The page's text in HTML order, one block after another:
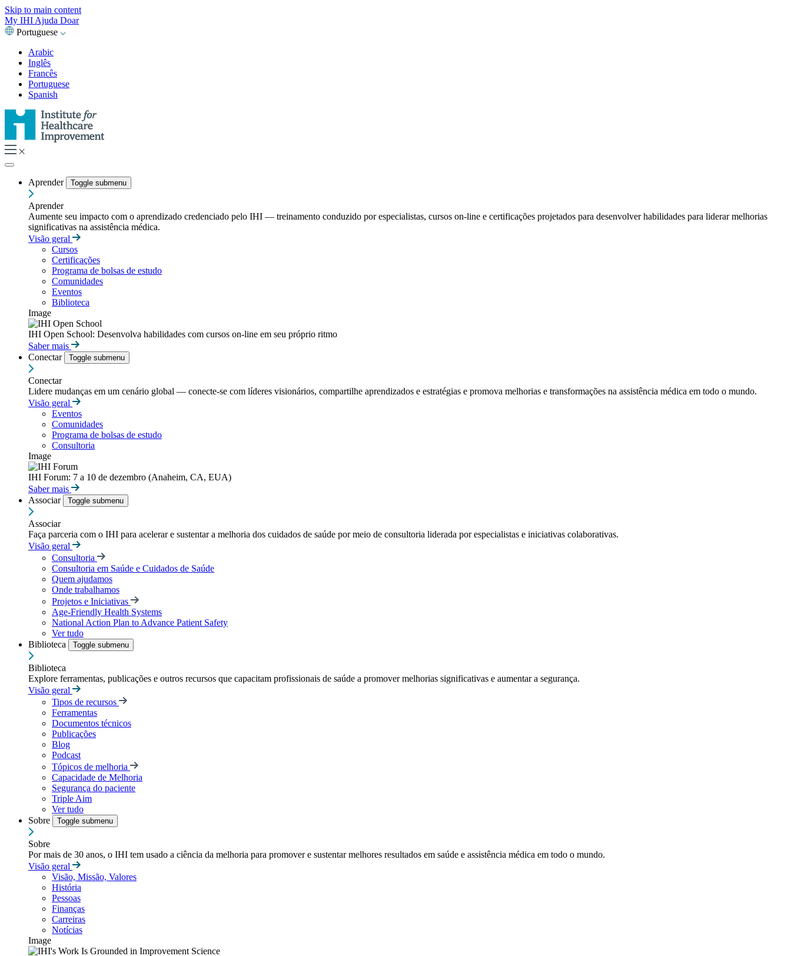
Skip to main content
My IHI Ajuda Doar
Portuguese
Arabic
Inglês
Francês
Portuguese
Spanish
Aprender Toggle submenu
Aprender
Aumente seu impacto com o aprendizado credenciado pelo IHI — treinamento conduzido por especialistas, cursos on-line e certificações projetados para desenvolver habilidades para liderar melhorias
significativas na assistência médica.
Visão geral
Cursos
Certificações
Programa de bolsas de estudo
Comunidades
Eventos
Biblioteca
Image
IHI Open School: Desenvolva habilidades com cursos on-line em seu próprio ritmo
Saber mais
Conectar
Toggle submenu
Conectar
Lidere mudanças em um cenário global — conecte-se com líderes visionários, compartilhe aprendizados e estratégias e promova melhorias e transformações na assistência médica em todo o mundo.
Visão geral
Eventos
Comunidades
Programa de bolsas de estudo
Consultoria
Image
IHI Forum: 7 a 10 de dezembro (Anaheim, CA, EUA)
Saber mais
Associar
Toggle submenu
Associar
Faça parceria com o IHI para acelerar e sustentar a melhoria dos cuidados de saúde por meio de consultoria liderada por especialistas e iniciativas colaborativas.
Visão geral
Consultoria
Consultoria em Saúde e Cuidados de Saúde
Quem ajudamos
Onde trabalhamos
Projetos e Iniciativas
Age-Friendly Health Systems
National Action Plan to Advance Patient Safety
Ver tudo
Biblioteca
Toggle submenu
Biblioteca
Explore ferramentas, publicações e outros recursos que capacitam profissionais de saúde a promover melhorias significativas e aumentar a segurança.
Visão geral
Tipos de recursos
Ferramentas
Documentos técnicos
Publicações
Blog
Podcast
Tópicos de melhoria
Capacidade de Melhoria
Segurança do paciente
Triple Aim
Ver tudo
Sobre
Toggle submenu
Sobre
Por mais de 30 anos, o IHI tem usado a ciência da melhoria para promover e sustentar melhores resultados em saúde e assistência médica em todo o mundo.
Visão geral
Visão, Missão, Valores
História
Pessoas
Finanças
Carreiras
Notícias
Image